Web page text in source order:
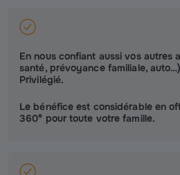
En nous confiant aussi vos autres
santé, prévoyance familiale,
Privilégié.
Le bénéfice est considérable en
360° pour toute votre famille.